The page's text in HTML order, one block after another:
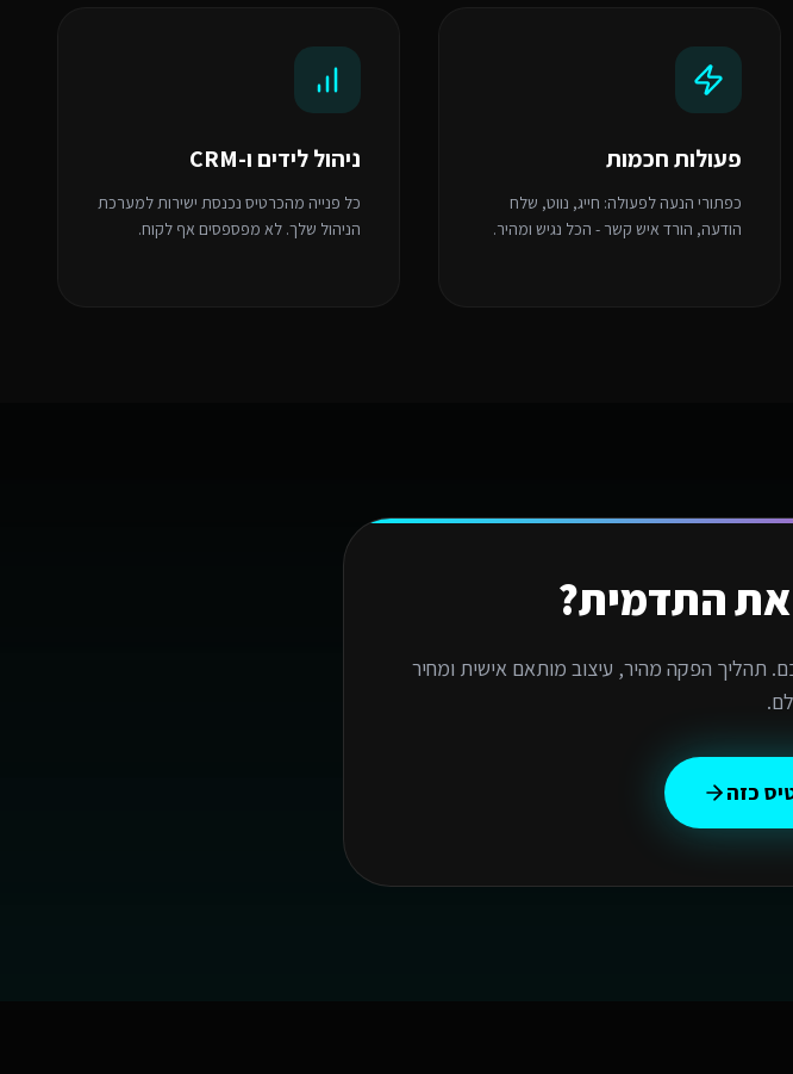
פעולות חכמות
כפתורי הנעה לפעולה: חייג, נווט, שלח
הודעה, הורד איש קשר - הכל נגיש ומהיר.
ניהול לידים ו-CRM
כל פנייה מהכרטיס נכנסת ישירות למערכת
הניהול שלך. לא מפספסים אף לקוח.
את התדמית?
תהליך הפקה מהיר, עיצוב מותאם אישית ומחיר
כזה